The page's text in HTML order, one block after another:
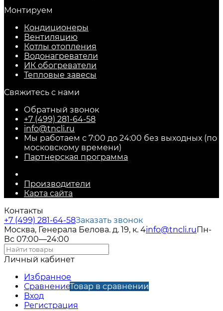
Монтируем
Кондиционеры
Вентиляцию
Котлы отопления
Водонагреватели
ИК обогреватели
Тепловые завесы
Свяжитесь с нами
Обратный звонок
+7 (499) 281-64-58
info@tncli.ru
Мы работаем с 7:00 до 24:00 без выходных (по
московскому времени)
Партнерская программа
Производители
Карта сайта
Контакты
+7 (499) 281-64-58Заказать звонок
Москва, Генерала Белова. д. 19, к. 4info@tncli.ru Пн-
Вс 07:00—24:00
Личный кабинет
Избранное
СравнениеТовар в сравнении
Вход
Регистрация